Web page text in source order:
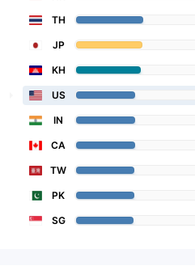
TH
JP
KH
US
IN
CA
TW
PK
SG